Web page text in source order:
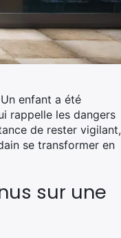
enfant a été
rappelle les dangers
de rester vigilant,
se transformer en
sur une